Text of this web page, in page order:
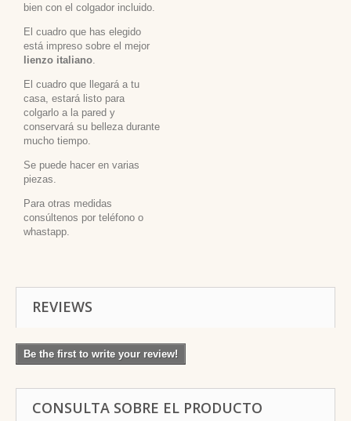
bien con el colgador incluido.
El cuadro que has elegido
está impreso sobre el mejor
lienzo italiano
El cuadro que llegará a tu
casa, estará listo para
colgarlo a la pared y
conservará su belleza durante
mucho tiempo.
Se puede hacer en varias
piezas.
Para otras medidas
consúltenos por teléfono o
whastapp.
REVIEWS
Be the first to write your review!
CONSULTA SOBRE EL PRODUCTO